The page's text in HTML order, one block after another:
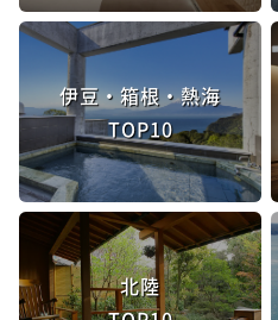
伊豆・箱根・熱海
TOP10
北陸